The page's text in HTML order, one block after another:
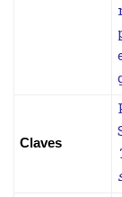
Claves